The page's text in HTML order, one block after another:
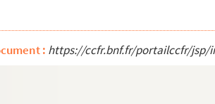
: https://ccfr.bnf.fr/portailccfr/jsp/